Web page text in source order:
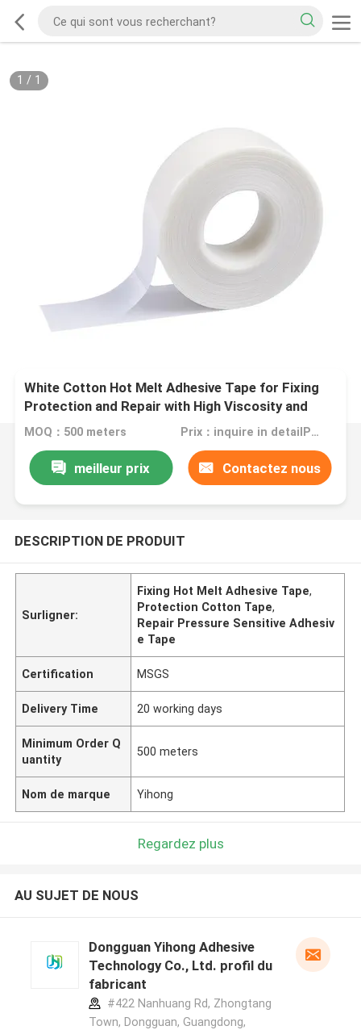
1 / 1
White Cotton Hot Melt Adhesive Tape for Fixing
Protection and Repair with High Viscosity and
Hand Tearing
MOQ：500 meters Prix：inquire in detailPlease contact us for quotation
meilleur prix Contactez nous
DESCRIPTION DE PRODUIT
Surligner:
Fixing Hot Melt Adhesive Tape,
Protection Cotton Tape,
Repair Pressure Sensitive Adhesiv
e Tape
Certification MSGS
Delivery Time 20 working days
Minimum Order Q
uantity
500 meters
Nom de marque Yihong
Regardez plus
AU SUJET DE NOUS
Dongguan Yihong Adhesive
Technology Co., Ltd. profil du
fabricant
#422 Nanhuang Rd, Zhongtang
Town, Dongguan, Guangdong,